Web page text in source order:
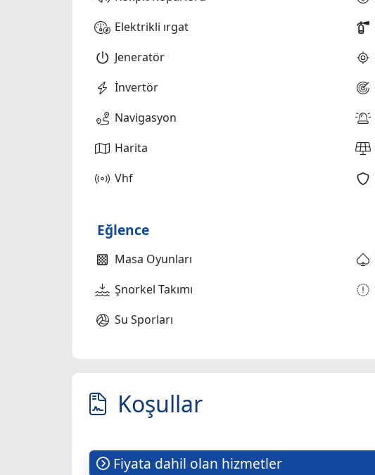
Elektrikli ırgat
Jeneratör
İnvertör
Navigasyon
Harita
Vhf
Eğlence
Masa Oyunları
Şnorkel Takımı
Su Sporları
Koşullar
Fiyata dahil olan hizmetler